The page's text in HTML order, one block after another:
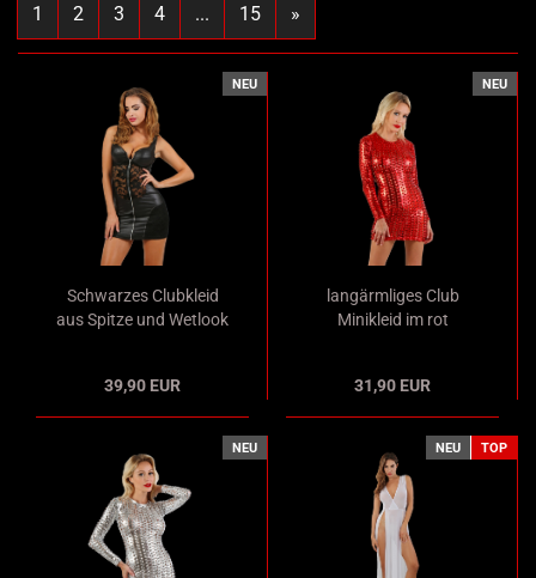
1 2 3 4 ... 15 »
NEU
Schwarzes Clubkleid
aus Spitze und Wetlook
gepolsterten Cups
39,90 EUR
NEU
langärmliges Club
Minikleid im rot
Ausschnitten
31,90 EUR
NEU NEU TOP